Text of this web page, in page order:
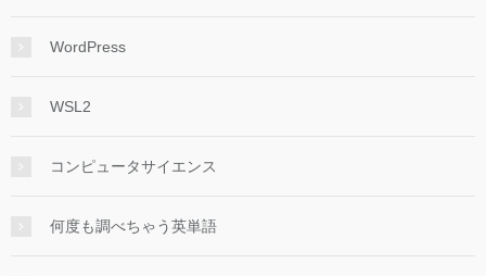
WordPress
WSL2
コンピュータサイエンス
何度も調べちゃう英単語